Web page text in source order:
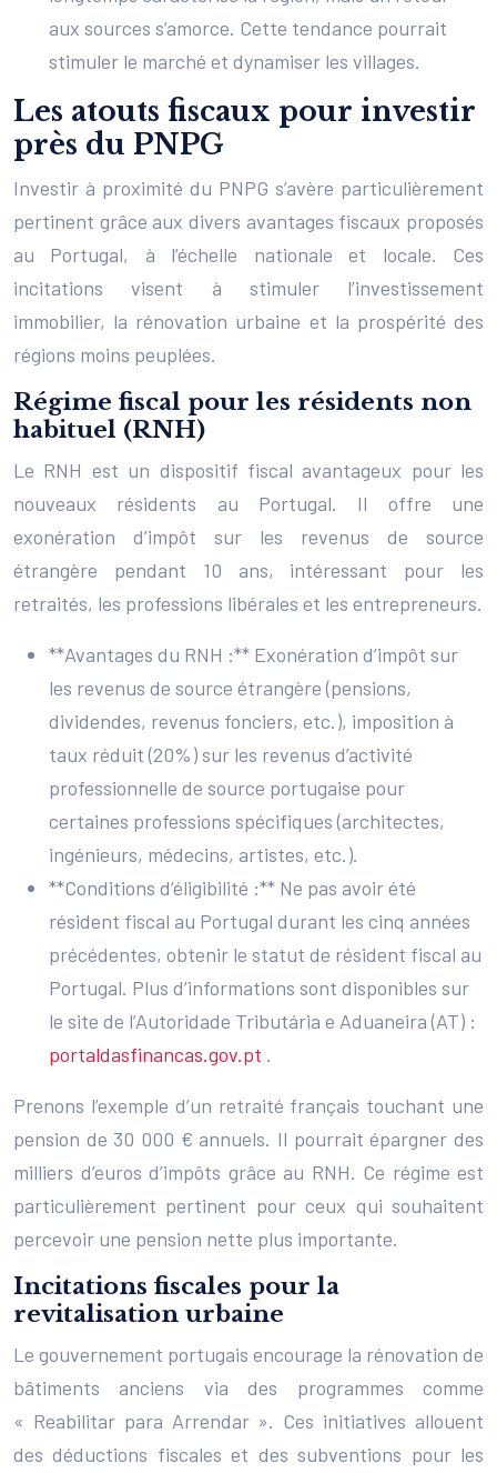
aux sources s’amorce. Cette tendance pourrait
stimuler le marché et dynamiser les villages.
Les atouts fiscaux pour investir
près du PNPG
Investir à proximité du PNPG s’avère particulièrement
pertinent grâce aux divers avantages fiscaux proposés
au Portugal, à l’échelle nationale et locale. Ces
incitations visent à stimuler l’investissement
immobilier, la rénovation urbaine et la prospérité des
régions moins peuplées.
Régime fiscal pour les résidents non
habituel (RNH)
Le RNH est un dispositif fiscal avantageux pour les
nouveaux résidents au Portugal. Il offre une
exonération d’impôt sur les revenus de source
étrangère pendant 10 ans, intéressant pour les
retraités, les professions libérales et les entrepreneurs.
**Avantages du RNH :** Exonération d’impôt sur
les revenus de source étrangère (pensions,
dividendes, revenus fonciers, etc.), imposition à
taux réduit (20%) sur les revenus d’activité
professionnelle de source portugaise pour
certaines professions spécifiques (architectes,
ingénieurs, médecins, artistes, etc.).
**Conditions d’éligibilité :** Ne pas avoir été
résident fiscal au Portugal durant les cinq années
précédentes, obtenir le statut de résident fiscal au
Portugal. Plus d’informations sont disponibles sur
le site de l’Autoridade Tributária e Aduaneira (AT) :
portaldasfinancas.gov.pt .
Prenons l’exemple d’un retraité français touchant une
pension de 30 000 € annuels. Il pourrait épargner des
milliers d’euros d’impôts grâce au RNH. Ce régime est
particulièrement pertinent pour ceux qui souhaitent
percevoir une pension nette plus importante.
Incitations fiscales pour la
revitalisation urbaine
Le gouvernement portugais encourage la rénovation de
bâtiments anciens via des programmes comme
« Reabilitar para Arrendar ». Ces initiatives allouent
des déductions fiscales et des subventions pour les